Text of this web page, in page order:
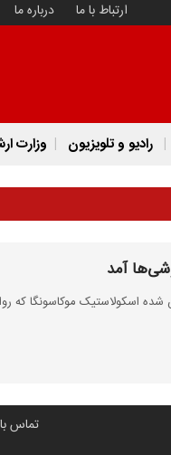
ارتباط با ما درباره ما
رادیو و تلویزیون وزارت
آمد
اسکولاستیک موکاسونگا که
تماس